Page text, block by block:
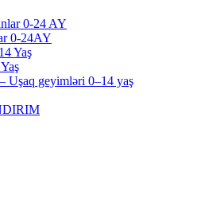
0-24 AY
0-24AY
Yaş
Uşaq geyimləri 0–14 yaş